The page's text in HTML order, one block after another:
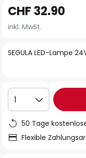
Anfang
der
springen
SEGULA LED-Lampe
CHF 32.90
inkl. MwSt.
1
50 Tage
Flexible